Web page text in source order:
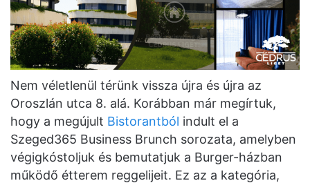
Nem véletlenül térünk vissza újra és újra az
Oroszlán utca 8. alá. Korábban már megírtuk,
hogy a megújult Bistorantból indult el a
Szeged365 Business Brunch sorozata, amelyben
végigkóstoljuk és bemutatjuk a Burger-házban
működő étterem reggelijeit. Ez az a kategória,